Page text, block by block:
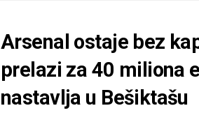
Arsenal ostaje bez
prelazi za 40 miliona
nastavlja u Bešiktašu